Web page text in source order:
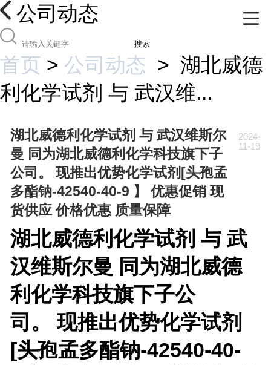
公司动态
搜索
首页 > 公司动态 > 湖北威德
利化学试剂 与 武汉维...
湖北威德利化学试剂 与 武汉维斯尔
曼 同为湖北威德利化学科技旗下子
公司。 现推出优势化学试剂[头孢孟
多酯钠-42540-40-9 】 优惠促销 现
货供应 价格优惠 质量保障
2024-
11-19
湖北威德利化学试剂 与 武
汉维斯尔曼 同为湖北威德
利化学科技旗下子公
司。 现推出优势化学试剂
[头孢孟多酯钠-42540-40-